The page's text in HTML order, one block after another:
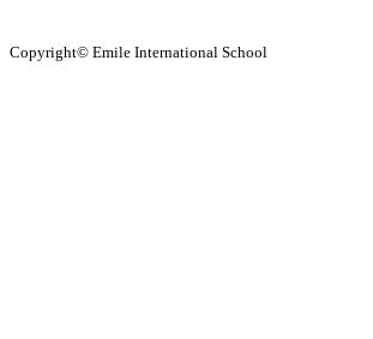
Copyright© Emile International School